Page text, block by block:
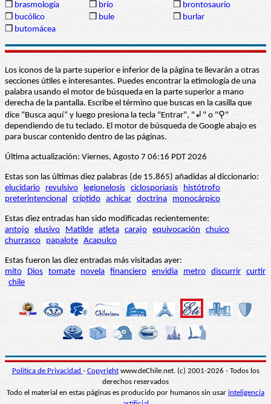
❒ brasmología ❒ brío ❒ brontosaurio
❒ bucólico ❒ bule ❒ burlar
❒ butomácea
Los iconos de la parte superior e inferior de la página te llevarán a otras
secciones útiles e interesantes. Puedes encontrar la etimología de una
palabra usando el motor de búsqueda en la parte superior a mano
derecha de la pantalla. Escribe el término que buscas en la casilla que
dice “Busca aquí” y luego presiona la tecla "Entrar", "↲" o "⚲"
dependiendo de tu teclado. El motor de búsqueda de Google abajo es
para buscar contenido dentro de las páginas.
Última actualización: Viernes, Agosto 7 06:16 PDT 2026
Estas son las últimas diez palabras (de 15.865) añadidas al diccionario:
elucidario
revulsivo legionelosis ciclosporiasis
histótrofo
preterintencional críptido achicar doctrina monocárpico
Estas diez entradas han sido modificadas recientemente:
antojo elusivo Matilde atleta carajo equivocación
chuico
churrasco
papalote Acapulco
Estas fueron las diez entradas más visitadas ayer:
mito
Dios tomate novela financiero envidia metro discurrir curtir
chile
Política de Privacidad - Copyrightwww.deChile.net. (c) 2001-2026 - Todos los
derechos reservados
Todo el material en estas páginas es producido por humanos sin usar inteligencia